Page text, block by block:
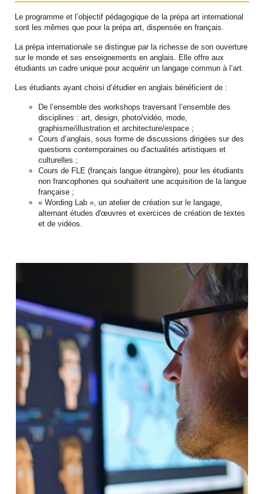
Le programme et l’objectif pédagogique de la prépa art international
sont les mêmes que pour la prépa art, dispensée en français.
La prépa internationale se distingue par la richesse de son ouverture
sur le monde et ses enseignements en anglais. Elle offre aux
étudiants un cadre unique pour acquérir un langage commun à l’art.
Les étudiants ayant choisi d’étudier en anglais bénéficient de :
De l’ensemble des workshops traversant l’ensemble des
disciplines : art, design, photo/vidéo, mode,
graphisme/illustration et architecture/espace ;
Cours d’anglais, sous forme de discussions dirigées sur des
questions contemporaines ou d'actualités artistiques et
culturelles ;
Cours de FLE (français langue étrangère), pour les étudiants
non francophones qui souhaitent une acquisition de la langue
française ;
« Wording Lab », un atelier de création sur le langage,
alternant études d'œuvres et exercices de création de textes
et de vidéos.